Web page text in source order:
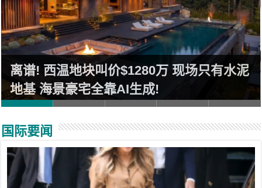
离谱! 西温地块叫价$1280万 现场只有水泥
地基 海景豪宅全靠AI生成!
国际要闻